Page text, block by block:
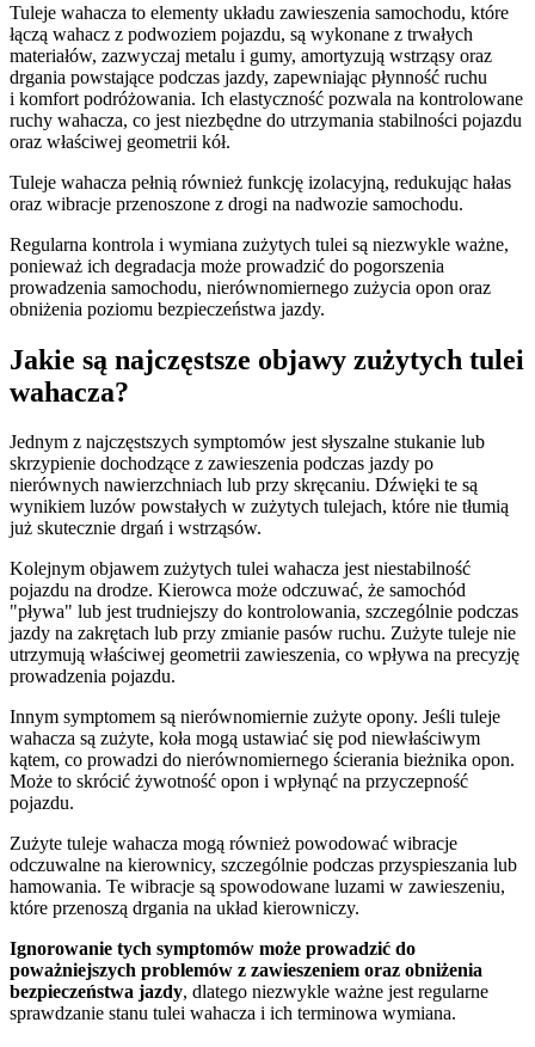
Tuleje wahacza to elementy układu zawieszenia samochodu, które
łączą wahacz z podwoziem pojazdu, są wykonane z trwałych
materiałów, zazwyczaj metalu i gumy, amortyzują wstrząsy oraz
drgania powstające podczas jazdy, zapewniając płynność ruchu
i komfort podróżowania. Ich elastyczność pozwala na kontrolowane
ruchy wahacza, co jest niezbędne do utrzymania stabilności pojazdu
oraz właściwej geometrii kół.
Tuleje wahacza pełnią również funkcję izolacyjną, redukując hałas
oraz wibracje przenoszone z drogi na nadwozie samochodu.
Regularna kontrola i wymiana zużytych tulei są niezwykle ważne,
ponieważ ich degradacja może prowadzić do pogorszenia
prowadzenia samochodu, nierównomiernego zużycia opon oraz
obniżenia poziomu bezpieczeństwa jazdy.
Jakie są najczęstsze objawy zużytych tulei
wahacza?
Jednym z najczęstszych symptomów jest słyszalne stukanie lub
skrzypienie dochodzące z zawieszenia podczas jazdy po
nierównych nawierzchniach lub przy skręcaniu. Dźwięki te są
wynikiem luzów powstałych w zużytych tulejach, które nie tłumią
już skutecznie drgań i wstrząsów.
Kolejnym objawem zużytych tulei wahacza jest niestabilność
pojazdu na drodze. Kierowca może odczuwać, że samochód
"pływa" lub jest trudniejszy do kontrolowania, szczególnie podczas
jazdy na zakrętach lub przy zmianie pasów ruchu. Zużyte tuleje nie
utrzymują właściwej geometrii zawieszenia, co wpływa na precyzję
prowadzenia pojazdu.
Innym symptomem są nierównomiernie zużyte opony. Jeśli tuleje
wahacza są zużyte, koła mogą ustawiać się pod niewłaściwym
kątem, co prowadzi do nierównomiernego ścierania bieżnika opon.
Może to skrócić żywotność opon i wpłynąć na przyczepność
pojazdu.
Zużyte tuleje wahacza mogą również powodować wibracje
odczuwalne na kierownicy, szczególnie podczas przyspieszania lub
hamowania. Te wibracje są spowodowane luzami w zawieszeniu,
które przenoszą drgania na układ kierowniczy.
Ignorowanie tych symptomów może prowadzić do
poważniejszych problemów z zawieszeniem oraz obniżenia
bezpieczeństwa jazdy, dlatego niezwykle ważne jest regularne
sprawdzanie stanu tulei wahacza i ich terminowa wymiana.